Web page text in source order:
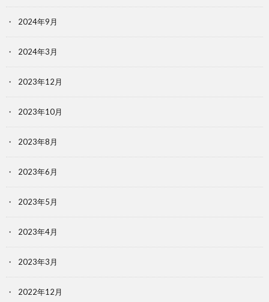
2024年9月
2024年3月
2023年12月
2023年10月
2023年8月
2023年6月
2023年5月
2023年4月
2023年3月
2022年12月